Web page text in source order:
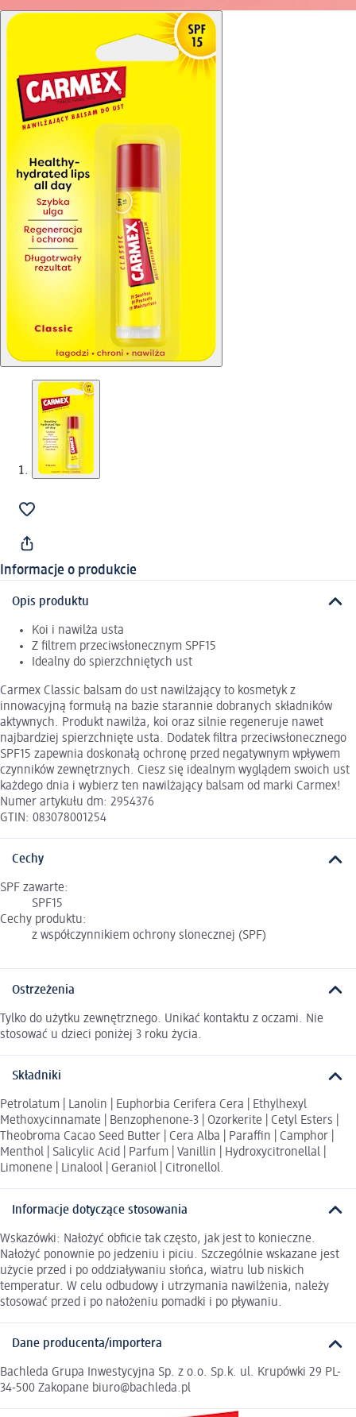
Informacje o produkcie
Opis produktu
Koi i nawilża usta
Z filtrem przeciwsłonecznym SPF15
Idealny do spierzchniętych ust
Carmex Classic balsam do ust nawilżający to kosmetyk z
innowacyjną formułą na bazie starannie dobranych składników
aktywnych. Produkt nawilża, koi oraz silnie regeneruje nawet
najbardziej spierzchnięte usta. Dodatek filtra przeciwsłonecznego
SPF15 zapewnia doskonałą ochronę przed negatywnym wpływem
czynników zewnętrznych. Ciesz się idealnym wyglądem swoich ust
każdego dnia i wybierz ten nawilżający balsam od marki Carmex!
Numer artykułu dm: 2954376
GTIN: 083078001254
Cechy
SPF zawarte:
SPF15
Cechy produktu:
z współczynnikiem ochrony slonecznej (SPF)
Ostrzeżenia
Tylko do użytku zewnętrznego. Unikać kontaktu z oczami. Nie
stosować u dzieci poniżej 3 roku życia.
Składniki
Petrolatum | Lanolin | Euphorbia Cerifera Cera | Ethylhexyl
Methoxycinnamate | Benzophenone-3 | Ozorkerite | Cetyl Esters |
Theobroma Cacao Seed Butter | Cera Alba | Paraffin | Camphor |
Menthol | Salicylic Acid | Parfum | Vanillin | Hydroxycitronellal |
Limonene | Linalool | Geraniol | Citronellol.
Informacje dotyczące stosowania
Wskazówki: Nałożyć obficie tak często, jak jest to konieczne.
Nałożyć ponownie po jedzeniu i piciu. Szczególnie wskazane jest
użycie przed i po oddziaływaniu słońca, wiatru lub niskich
temperatur. W celu odbudowy i utrzymania nawilżenia, należy
stosować przed i po nałożeniu pomadki i po pływaniu.
Dane producenta/importera
Bachleda Grupa Inwestycyjna Sp. z o.o. Sp.k. ul. Krupówki 29 PL-
34-500 Zakopane biuro@bachleda.pl